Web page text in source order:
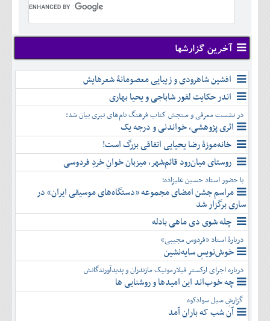
دی
بهمن
اسفند
آبان
آذر
دی
بهمن
اسفند
شهريور
مهر
آبان
آذر
دی
بهمن
اسفند
تير
مرداد
شهريور
مهر
آبان
آذر
دی
بهمن
اسفند
آخرین گزارشها
افشین شاهرودی و زیبایی معصومانۀ شعرهایش
اندر حکایت لفور شاباجی و یحیا بهاری
در نشست معرفی و سنجش کتاب فرهنگ نام‌های تبری بیان شد:
اثری پژوهشی، خواندنی و درجه یک
خانه‌موزۀ رضا یحیایی اتفاقی بزرگ است!
روستای میان‌رود قائم‌شهر، میزبان خوانِ خردِ فردوسی
با حضور استاد حسین علیزاده؛
مراسم جشن امضای مجموعه «دستگاه‌های موسیقی ایران» در
ساری برگزار شد
چله شوی دی ماهی بادله
دربارۀ استاد «فردوس مجیبی»
خوش‌نویسِ سایه‌نشین
درباره اجرای ارکستر فیلارمونیک مازندران و پدیدآورندگانش
چه خوب‌اند این امیدها و روشنایی ها
گزارشِ سیل سوادکوه
آن شب که باران آمد